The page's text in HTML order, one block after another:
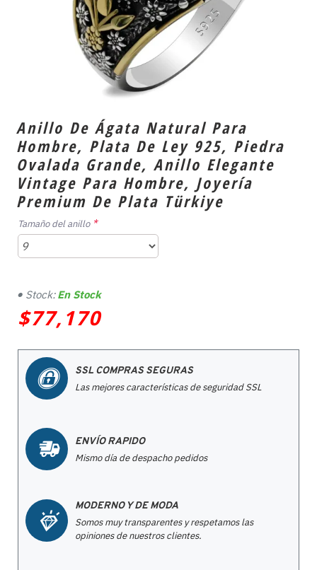
Anillo De Ágata Natural Para
Hombre, Plata De Ley 925, Piedra
Ovalada Grande, Anillo Elegante
Vintage Para Hombre, Joyería
Premium De Plata Türkiye
$77,170
Stock: En Stock
Tamaño del anillo
SSL COMPRAS SEGURAS
Las mejores características de seguridad SSL
ENVÍO RAPIDO
Mismo día de despacho pedidos
MODERNO Y DE MODA
Somos muy transparentes y respetamos las
opiniones de nuestros clientes.